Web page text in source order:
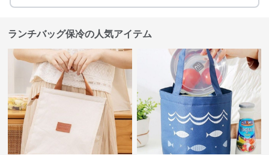
ランチバッグ保冷の人気アイテム